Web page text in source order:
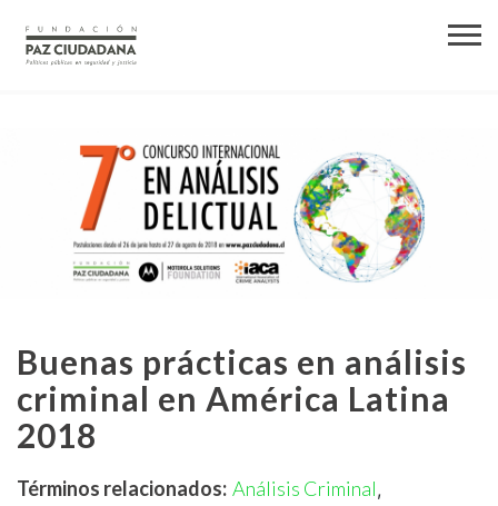
Buenas prácticas en análisis
criminal en América Latina
2018
Términos relacionados: Análisis Criminal,